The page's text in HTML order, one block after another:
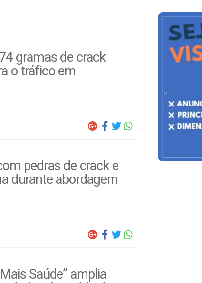
gramas de crack
o tráfico em
pedras de crack e
durante abordagem
Saúde” amplia